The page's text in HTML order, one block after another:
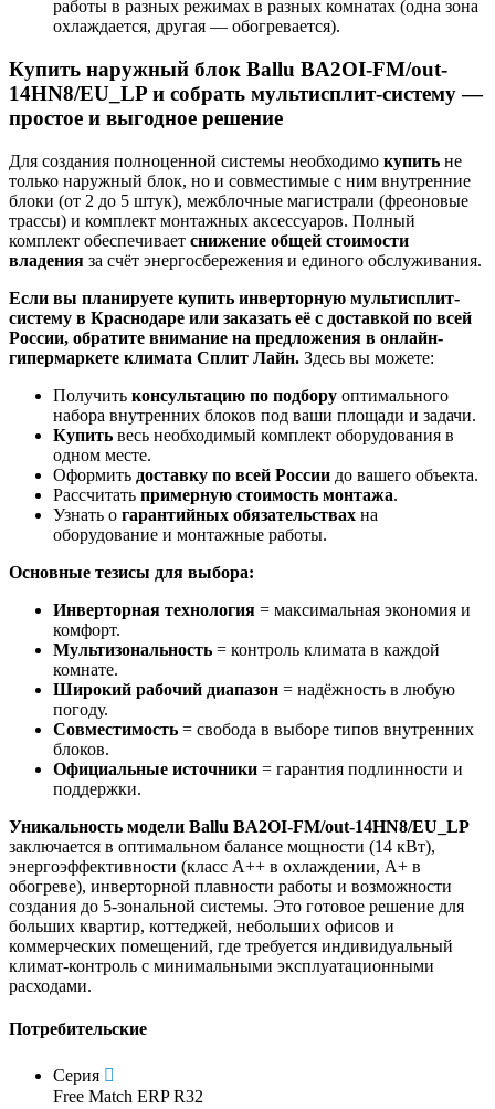
работы в разных режимах в разных комнатах (одна зона
охлаждается, другая — обогревается).
Купить наружный блок Ballu BA2OI-FM/out-
14HN8/EU_LP и собрать мультисплит-систему —
простое и выгодное решение
Для создания полноценной системы необходимо купить не
только наружный блок, но и совместимые с ним внутренние
блоки (от 2 до 5 штук), межблочные магистрали (фреоновые
трассы) и комплект монтажных аксессуаров. Полный
комплект обеспечивает снижение общей стоимости
владения за счёт энергосбережения и единого обслуживания.
Если вы планируете купить инверторную мультисплит-
систему в Краснодаре или заказать её с доставкой по всей
России, обратите внимание на предложения в онлайн-
гипермаркете климата Сплит Лайн. Здесь вы можете:
Получить консультацию по подбору оптимального
набора внутренних блоков под ваши площади и задачи.
Купить весь необходимый комплект оборудования в
одном месте.
Оформить доставку по всей России до вашего объекта.
Рассчитать примерную стоимость монтажа.
Узнать о гарантийных обязательствах на
оборудование и монтажные работы.
Основные тезисы для выбора:
Инверторная технология = максимальная экономия и
комфорт.
Мультизональность = контроль климата в каждой
комнате.
Широкий рабочий диапазон = надёжность в любую
погоду.
Совместимость = свобода в выборе типов внутренних
блоков.
Официальные источники = гарантия подлинности и
поддержки.
Уникальность модели Ballu BA2OI-FM/out-14HN8/EU_LP
заключается в оптимальном балансе мощности (14 кВт),
энергоэффективности (класс А++ в охлаждении, А+ в
обогреве), инверторной плавности работы и возможности
создания до 5-зональной системы. Это готовое решение для
больших квартир, коттеджей, небольших офисов и
коммерческих помещений, где требуется индивидуальный
климат-контроль с минимальными эксплуатационными
расходами.
Потребительские
Серия
Free Match ERP R32